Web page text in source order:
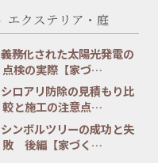
エクステリア・庭
義務化された太陽光発電の
点検の実際【家づ…
シロアリ防除の見積もり比
較と施工の注意点…
シンボルツリーの成功と失
敗 後編【家づく…